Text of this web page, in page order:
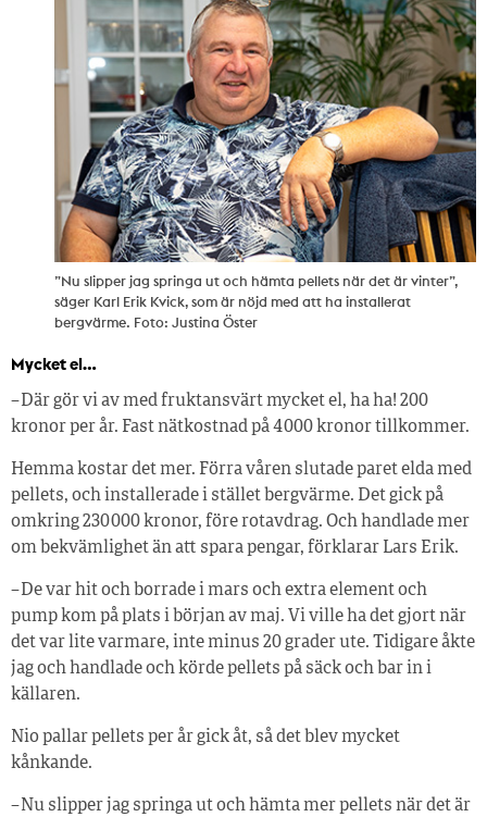
”Nu slipper jag springa ut och hämta pellets när det är vinter”,
säger Karl Erik Kvick, som är nöjd med att ha installerat
bergvärme. Foto: Justina Öster
Mycket el…
– Där gör vi av med fruktansvärt mycket el, ha ha! 200
kronor per år. Fast nätkostnad på 4 000 kronor tillkommer.
Hemma kostar det mer. Förra våren slutade paret elda med
pellets, och installerade i stället bergvärme. Det gick på
omkring 230 000 kronor, före rotavdrag. Och handlade mer
om bekvämlighet än att spara pengar, förklarar Lars Erik.
– De var hit och borrade i mars och extra element och
pump kom på plats i början av maj. Vi ville ha det gjort när
det var lite varmare, inte minus 20 grader ute. Tidigare åkte
jag och handlade och körde pellets på säck och bar in i
källaren.
Nio pallar pellets per år gick åt, så det blev mycket
kånkande.
– Nu slipper jag springa ut och hämta mer pellets när det är